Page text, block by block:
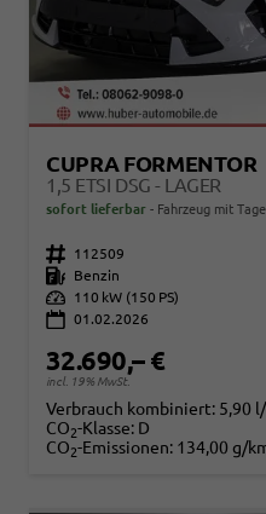
CUPRA FORMENTOR
1,5 ETSI DSG - LAGER
sofort lieferbar Fahrzeug mit
Fahrzeugnr. 112509
Kraftstoff
Benzin
Leistung
110 kW (150 PS)
01.02.2026
32.690,– €
incl. 19% MwSt.
Verbrauch kombiniert: 5,90
CO2-Klasse: D
CO2-Emissionen: 134,00 g/